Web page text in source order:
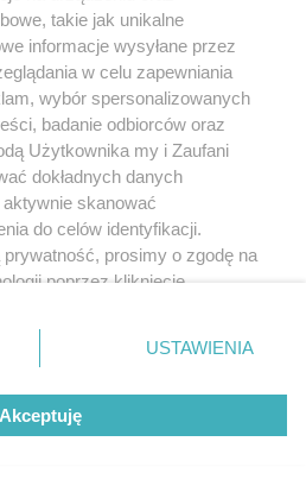
takie jak unikalne
informacje wysyłane przez
w celu zapewniania
wybór spersonalizowanych
badanie odbiorców oraz
Użytkownika my i Zaufani
dokładnych danych
skanować
do celów identyfikacji.
prosimy o zgodę na
poprzez kliknięcie
przycisk ustawień prywatności
rogu strony
nie wymagają zgody
sprzeciwić się takiemu
będą miały zastosowanie tylko
USTAWIENIA
Akceptuję